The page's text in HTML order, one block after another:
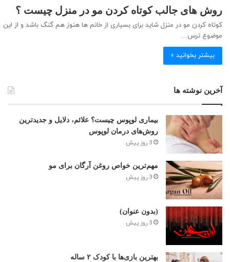
روش های جالب کوتاه کردن مو در منزل چیست ؟
کوتاه کردن مو در منزل شاید برای بسیاری از خانم ها هنوز هم گنگ باشد و از این
موضوع ترس…
بیشتر بخوانید »
آخرین نوشته ها
بیماری لوپوس چیست؟ علائم، دلایل و جدیدترین
روش‌های درمان لوپوس
3 روز پیش
مهم‌ترین خواص روغن آرگان برای مو
3 روز پیش
(بدون عنوان)
3 روز پیش
بهترین بازی‌ها با کودک ۲ ساله